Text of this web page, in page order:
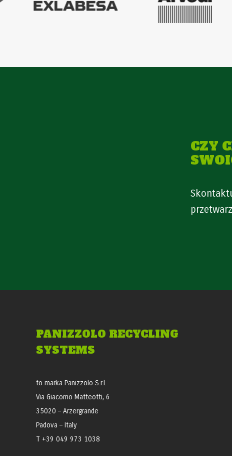
CZY
PANIZZOLO RECYCLING
SYSTEMS
to marka Panizzolo S.r.l.
Via Giacomo Matteotti, 6
35020 – Arzergrande
Padova – Italy
T +39 049 973 1038